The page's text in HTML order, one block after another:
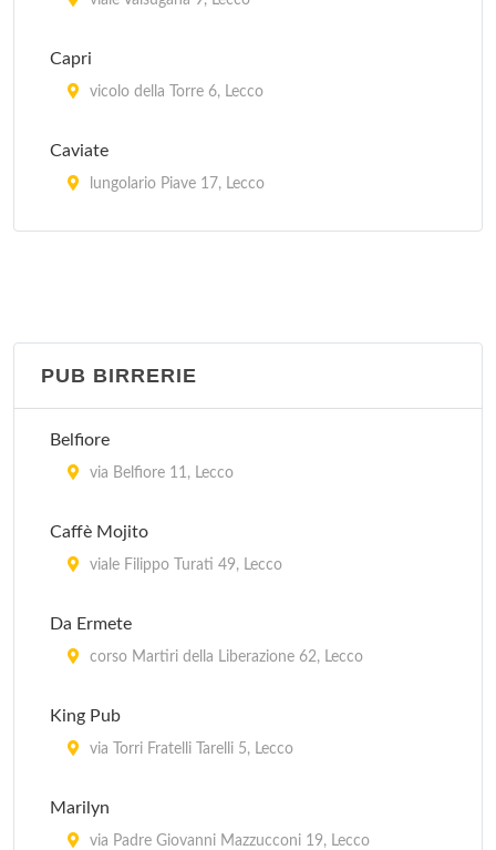
del Lario
Capri
vicolo della Torre 6, Lecco
Caviate
lungolario Piave 17, Lecco
lungolario Piave 5, Lecco
PUB BIRRERIE
Belfiore
via Belfiore 11, Lecco
Caffè Mojito
viale Filippo Turati 49, Lecco
Da Ermete
corso Martiri della Liberazione 62, Lecco
King Pub
via Torri Fratelli Tarelli 5, Lecco
Marilyn
via Padre Giovanni Mazzucconi 19, Lecco